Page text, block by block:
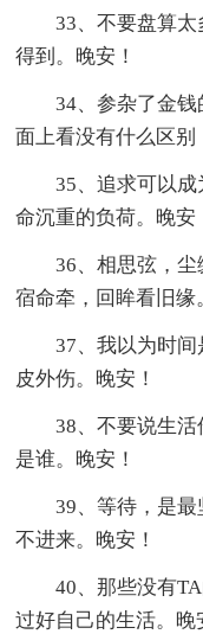
33、不要盘算
得到。晚安！
34、参杂了金
面上看没有什么区别
35、追求可以
命沉重的负荷。晚安
36、相思弦，尘
宿命牵，回眸看旧缘
37、我以为时
皮外伤。晚安！
38、不要说生
是谁。晚安！
39、等待，是
不进来。晚安！
40、那些没有
过好自己的生活。晚